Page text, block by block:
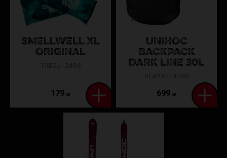
SMELLWELL XL
ORIGINAL
179 KR
UNIHOC
BACKPACK
DARK LINE 30L
699 KR